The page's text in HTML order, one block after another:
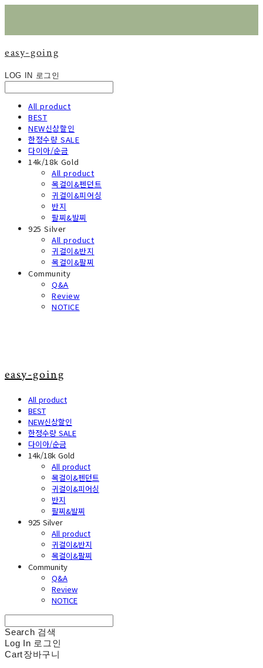
easy-going
LOG IN 로그인
All product
BEST
NEW신상할인
한정수량 SALE
다이아/순금
14k/18k Gold
All product
목걸이&펜던트
귀걸이&피어싱
반지
팔찌&발찌
925 Silver
All product
귀걸이&반지
목걸이&팔찌
Community
Q&A
Review
NOTICE
easy-going
All product
BEST
NEW신상할인
한정수량 SALE
다이아/순금
14k/18k Gold
All product
목걸이&펜던트
귀걸이&피어싱
반지
팔찌&발찌
925 Silver
All product
귀걸이&반지
목걸이&팔찌
Community
Q&A
Review
NOTICE
Search 검색
Log In 로그인
Cart장바구니